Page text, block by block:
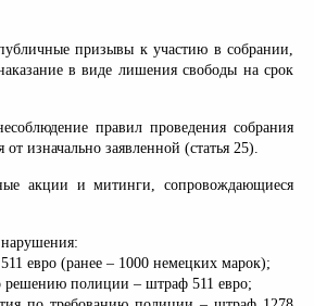
призывы к участию в собрании,
в виде лишения свободы на срок
правил проведения собрания
изначально заявленной (статья 25).
акции и митинги, сопровождающиеся
евро (ранее – 1000 немецких марок);
решению полиции – штраф 511 евро;